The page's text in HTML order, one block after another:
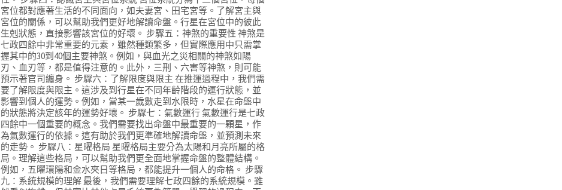
宮位都對應著生活的不同面向，如夫妻宮、田宅宮等。了解宮主與
宮位的關係，可以幫助我們更好地解讀命盤。行星在宮位中的彼此
生剋狀態，直接影響該宮位的好壞。 步驟五：神煞的重要性 神煞是
七政四餘中非常重要的元素，雖然種類繁多，但實際應用中只需掌
握其中的30到40個主要神煞。例如，與血光之災相關的神煞如陽
刃、血刃等，都是值得注意的。此外，三刑、六害等神煞，則可能
預示著官司纏身。 步驟六：了解限度與限主 在推運過程中，我們需
要了解限度與限主。這涉及到行星在不同年齡階段的運行狀態，並
影響到個人的運勢。例如，當某一歲數走到水限時，水星在命盤中
的狀態將決定該年的運勢好壞。 步驟七：氣數運行 氣數運行是七政
四餘中一個重要的概念。我們需要找出命盤中最重要的一顆星，作
為氣數運行的依據。這有助於我們更準確地解讀命盤，並預測未來
的走勢。 步驟八：星曜格局 星曜格局主要分為太陽和月亮所屬的格
局。理解這些格局，可以幫助我們更全面地掌握命盤的整體結構。
例如，五曜環陽和金水夾日等格局，都能提升一個人的命格。 步驟
九：系統規模的理解 最後，我們需要理解七政四餘的系統規模。雖